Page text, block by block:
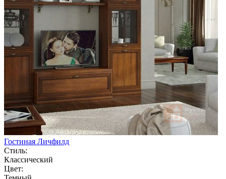
Гостиная Личфилд
Стиль:
Классический
Цвет: